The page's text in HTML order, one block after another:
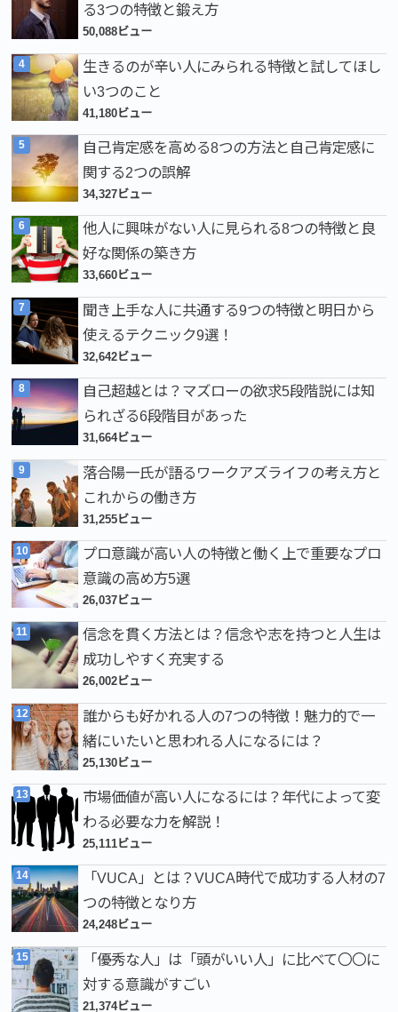
る3つの特徴と鍛え方
50,088ビュー
生きるのが辛い人にみられる特徴と試してほし
い3つのこと
41,180ビュー
自己肯定感を高める8つの方法と自己肯定感に
関する2つの誤解
34,327ビュー
他人に興味がない人に見られる8つの特徴と良
好な関係の築き方
33,660ビュー
聞き上手な人に共通する9つの特徴と明日から
使えるテクニック9選！
32,642ビュー
自己超越とは？マズローの欲求5段階説には知
られざる6段階目があった
31,664ビュー
落合陽一氏が語るワークアズライフの考え方と
これからの働き方
31,255ビュー
プロ意識が高い人の特徴と働く上で重要なプロ
意識の高め方5選
26,037ビュー
信念を貫く方法とは？信念や志を持つと人生は
成功しやすく充実する
26,002ビュー
誰からも好かれる人の7つの特徴！魅力的で一
緒にいたいと思われる人になるには？
25,130ビュー
市場価値が高い人になるには？年代によって変
わる必要な力を解説！
25,111ビュー
「VUCA」とは？VUCA時代で成功する人材の7
つの特徴となり方
24,248ビュー
「優秀な人」は「頭がいい人」に比べて〇〇に
対する意識がすごい
21,374ビュー